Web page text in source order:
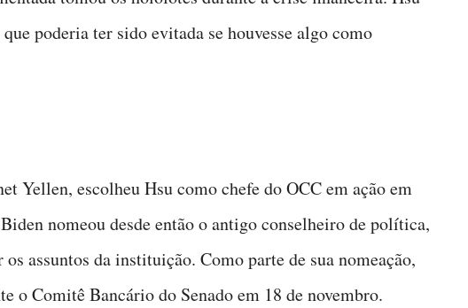
poderia ter sido evitada se houvesse algo como
Yellen, escolheu Hsu como chefe do OCC em ação em
nomeou desde então o antigo conselheiro de política,
assuntos da instituição. Como parte de sua nomeação,
o Comitê Bancário do Senado em 18 de novembro.